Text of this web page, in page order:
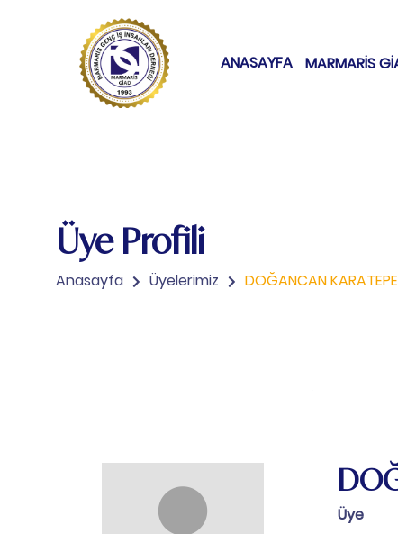
ANASAYFA MARMARİS
Üye Profili
Anasayfa Üyelerimiz DOĞANCAN KARATEPE
Üye